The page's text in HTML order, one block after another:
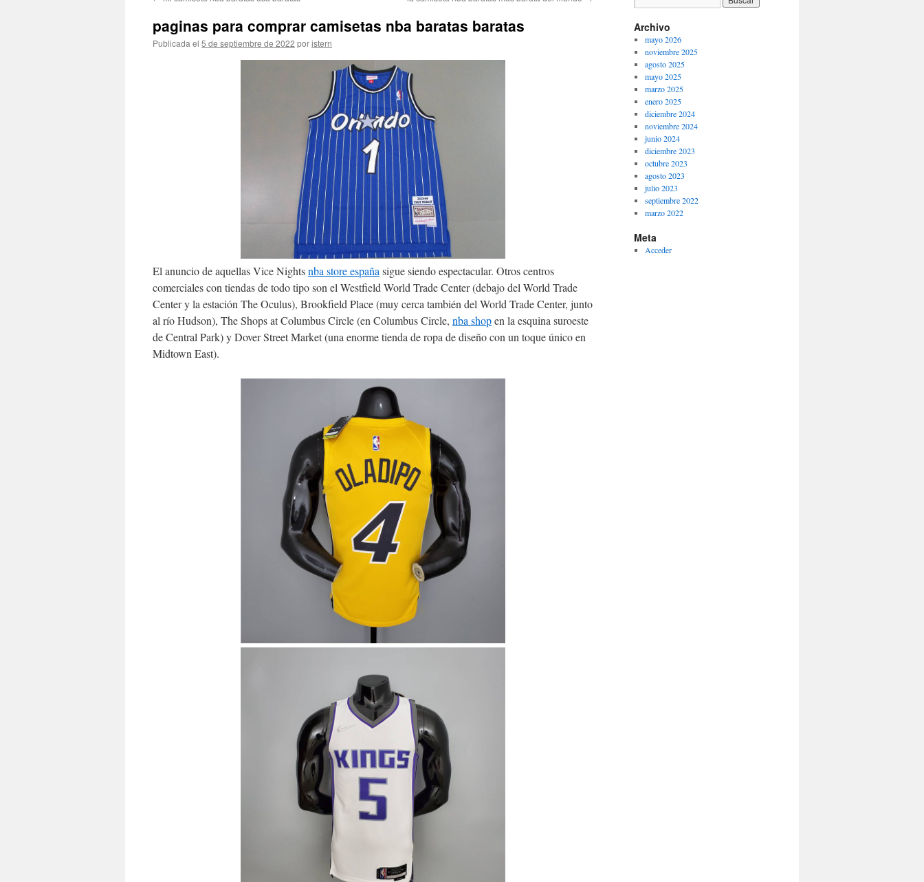
contenido
paginas para comprar camisetas nba baratas baratas
Publicada el 5 de septiembre de 2022 poristern
El anuncio de aquellas Vice Nightsnba store españa sigue siendo espectacular. Otros centros
comerciales con tiendas de todo tipo son el Westfield World Trade Center (debajo del World Trade
Center y la estación The Oculus), Brookfield Place (muy cerca también del World Trade Center, junto
al río Hudson), The Shops at Columbus Circle (en Columbus Circle, nba shopen la esquina suroeste
de Central Park) y Dover Street Market (una enorme tienda de ropa de diseño con un toque único en
Midtown East).
Archivo
mayo 2026
noviembre 2025
agosto 2025
mayo 2025
marzo 2025
enero 2025
diciembre 2024
noviembre 2024
junio 2024
diciembre 2023
octubre 2023
agosto 2023
julio 2023
septiembre 2022
marzo 2022
Meta
Acceder